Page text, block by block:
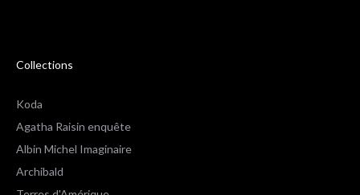
Collections
Koda
Agatha Raisin enquête
Albin Michel Imaginaire
Archibald